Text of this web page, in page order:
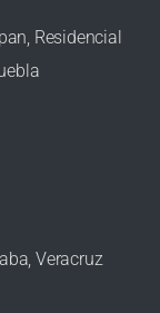
Residencial
Veracruz